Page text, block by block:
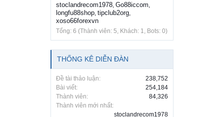
stoclandrecom1978 Go88iccom
longfu88shop tipclub2org
xoso66forexvn
Tổng: 6 (Thành viên: 5, Khách: 1, Bots: 0)
THỐNG KÊ DIỄN ĐÀN
Đề tài thảo luận:
238,752
Bài viết:
254,184
Thành viên:
84,326
Thành viên mới nhất:
stoclandrecom1978